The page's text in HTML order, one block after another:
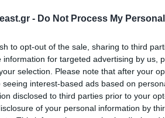
- Do Not Process My
to opt-out of the sale, sharing to third
information for targeted advertising by us,
selection. Please note that after your
seeing interest-based ads based on
disclosed to third parties prior to your
of your personal information by
διαδικασία, που όμοιά της
πολλά τραγελαφικά, που μόνο σε
με τη σειρά, κυρίως όσα δεν